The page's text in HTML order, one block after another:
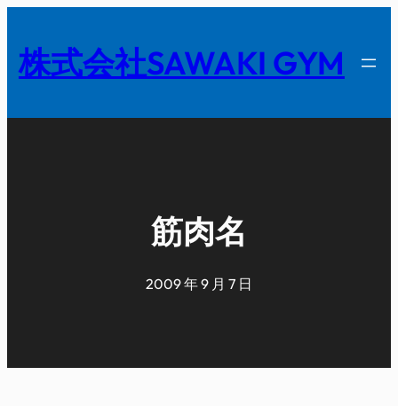
を
キ
株式会社SAWAKI GYM
筋肉名
2009 年 9 月 7 日